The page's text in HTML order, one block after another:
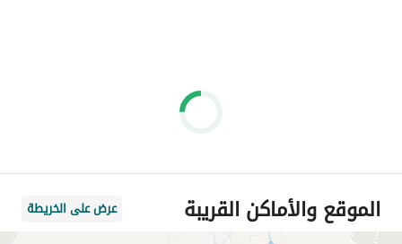
الموقع والأماكن القريبة عرض على الخريطة